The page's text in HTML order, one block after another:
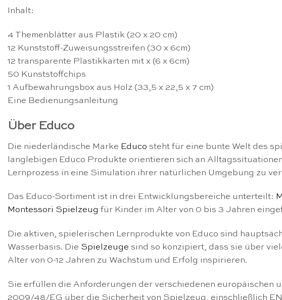
Inhalt:
4 Themenblätter aus Plastik (20 x 20 cm)
12 Kunststoff-Zuweisungsstreifen (30 x 6cm)
12 transparente Plastikkarten mit x (6 x 6cm)
50 Kunststoffchips
1 Aufbewahrungsbox aus Holz (33,5 x 22,5 x 7 cm)
Eine Bedienungsanleitung
Über Educo
Die niederländische Marke Educo steht für eine bunte Welt des
langlebigen Educo Produkte orientieren sich an
Lernprozess in eine Simulation ihrer natürlichen Umgebung zu
Das Educo-Sortiment ist in drei Entwicklungsbereiche unterteilt:
Montessori Spielzeug für Kinder im Alter von 0 bis 3 Jahren
Die aktiven, spielerischen Lernprodukte von Educo sind
Wasserbasis. Die Spielzeuge sind so konzipiert, dass sie über
Alter von 0-12 Jahren zu Wachstum und Erfolg inspirieren.
Sie erfüllen die Anforderungen der verschiedenen
2009/48/EG über die Sicherheit von Spielzeug, einschließlich